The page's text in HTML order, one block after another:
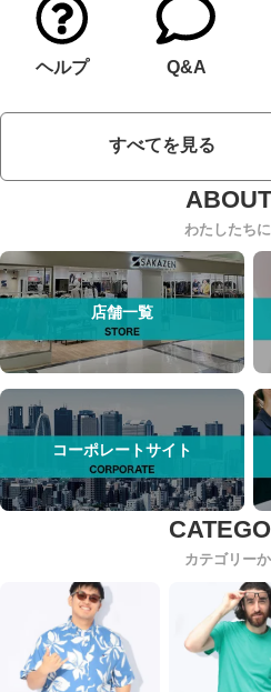
ヘルプ Q&A
すべてを見る
わたしたち
店舗一覧
コーポレートサイト
カテゴリー